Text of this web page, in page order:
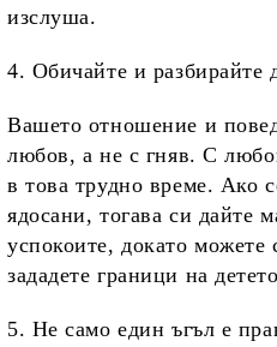
изслуша.
4. Обичайте и разбирайте
Вашето отношение и
любов, а не с гняв. С
в това трудно време. Ако
ядосани, тогава си дайте
успокоите, докато
зададете граници на
5. Не само един ъгъл е